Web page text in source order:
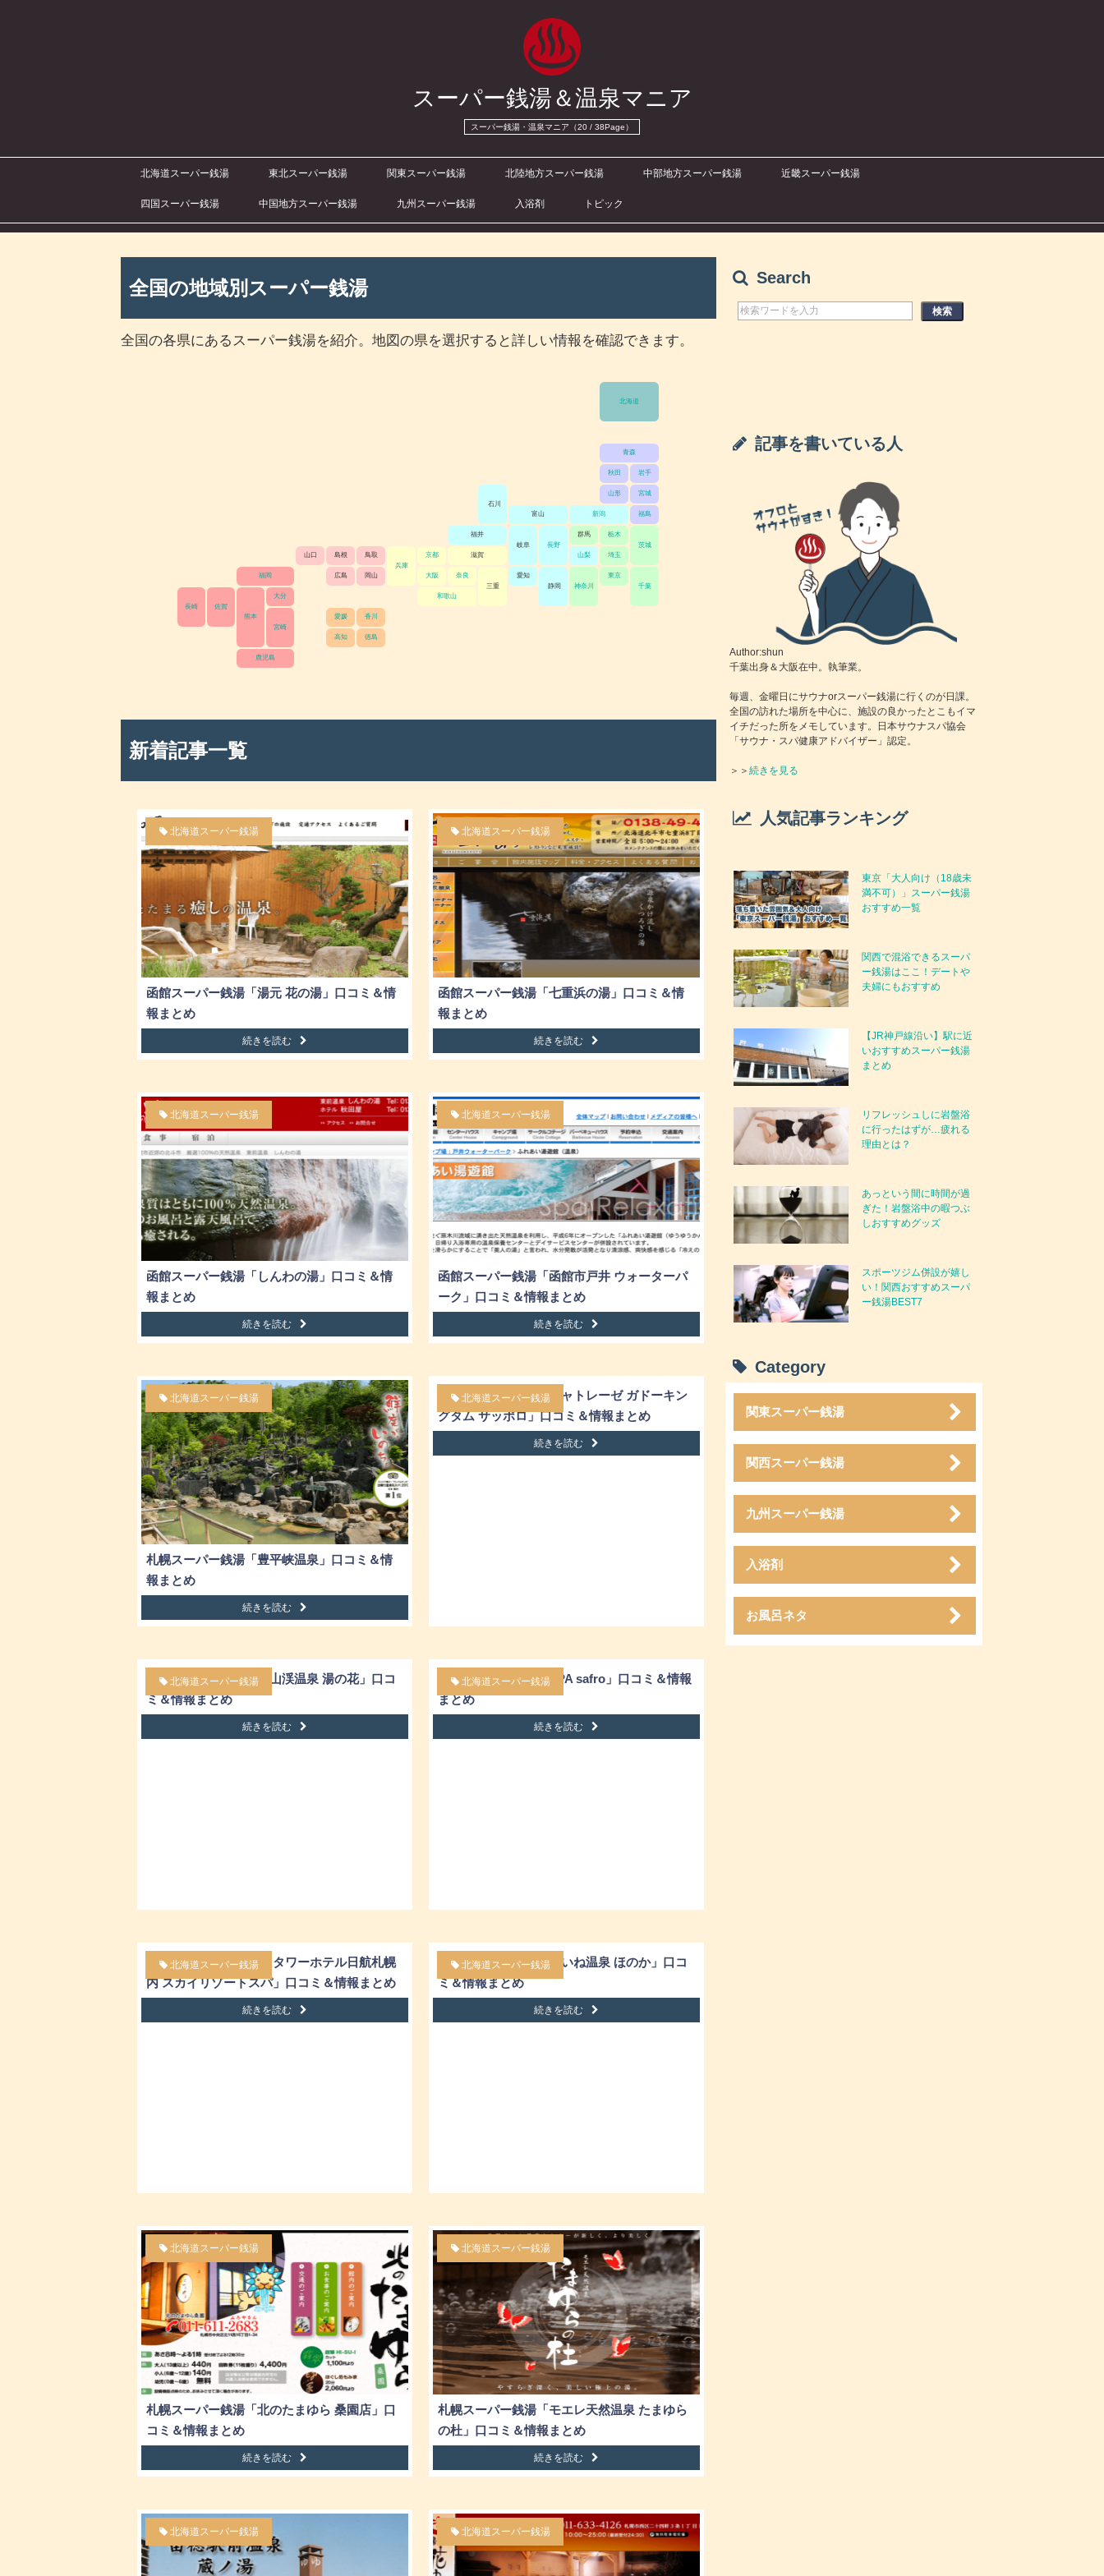
スーパー銭湯＆温泉マニア
スーパー銭湯・温泉マニア（20 / 38Page）
北海道スーパー銭湯 東北スーパー銭湯 関東スーパー銭湯 北陸地方スーパー銭湯 中部地方スーパー銭湯 近畿スーパー銭湯
四国スーパー銭湯 中国地方スーパー銭湯 九州スーパー銭湯 入浴剤 トピック
全国の地域別スーパー銭湯
全国の各県にあるスーパー銭湯を紹介。地図の県を選択すると詳しい情報を確認できます。
北海道
青森
秋田 岩手
石川
山形 宮城
富山 新潟 福島
福井
岐阜
長野
群馬
栃木
茨城
山口
島根
鳥取
兵庫
京都 滋賀 山梨 埼玉
福岡 広島 岡山 大阪
奈良
三重
愛知
静岡
神奈川
東京
千葉
長崎
佐賀
熊本
大分 和歌山
宮崎
愛媛 香川
高知 徳島
鹿児島
新着記事一覧
北海道スーパー銭湯
函館スーパー銭湯「湯元 花の湯」口コミ＆情
報まとめ
続きを読む
北海道スーパー銭湯
函館スーパー銭湯「七重浜の湯」口コミ＆情
報まとめ
続きを読む
北海道スーパー銭湯
函館スーパー銭湯「しんわの湯」口コミ＆情
報まとめ
続きを読む
北海道スーパー銭湯
函館スーパー銭湯「函館市戸井 ウォーターパ
ーク」口コミ＆情報まとめ
続きを読む
北海道スーパー銭湯
札幌スーパー銭湯「豊平峡温泉」口コミ＆情
報まとめ
続きを読む
北海道スーパー銭湯
札幌スーパー銭湯「シャトレーゼ ガドーキン
グタム サッポロ」口コミ＆情報まとめ
続きを読む
北海道スーパー銭湯
札幌スーパー銭湯「定山渓温泉 湯の花」口コ
ミ＆情報まとめ
続きを読む
北海道スーパー銭湯
札幌スーパー銭湯「SPA safro」口コミ＆情報
まとめ
続きを読む
北海道スーパー銭湯
札幌スーパー銭湯「JRタワーホテル日航札幌
内 スカイリゾートスパ」口コミ＆情報まとめ
続きを読む
北海道スーパー銭湯
札幌スーパー銭湯「ていね温泉 ほのか」口コ
ミ＆情報まとめ
続きを読む
北海道スーパー銭湯
札幌スーパー銭湯「北のたまゆら 桑園店」口
コミ＆情報まとめ
続きを読む
北海道スーパー銭湯
札幌スーパー銭湯「モエレ天然温泉 たまゆら
の杜」口コミ＆情報まとめ
続きを読む
北海道スーパー銭湯 北海道スーパー銭湯
Search
記事を書いている人
Author:shun
千葉出身＆大阪在中。執筆業。
毎週、金曜日にサウナorスーパー銭湯に行くのが日課。
全国の訪れた場所を中心に、施設の良かったとこもイマ
イチだった所をメモしています。日本サウナスパ協会
「サウナ・スパ健康アドバイザー」認定。
＞＞ 続きを見る
人気記事ランキング
東京「大人向け（18歳未
満不可）」スーパー銭湯
おすすめ一覧
関西で混浴できるスーパ
ー銭湯はここ！デートや
夫婦にもおすすめ
【JR神戸線沿い】駅に近
いおすすめスーパー銭湯
まとめ
リフレッシュしに岩盤浴
に行ったはずが…疲れる
理由とは？
あっという間に時間が過
ぎた！岩盤浴中の暇つぶ
しおすすめグッズ
スポーツジム併設が嬉し
い！関西おすすめスーパ
ー銭湯BEST7
Category
関東スーパー銭湯
関西スーパー銭湯
九州スーパー銭湯
入浴剤
お風呂ネタ